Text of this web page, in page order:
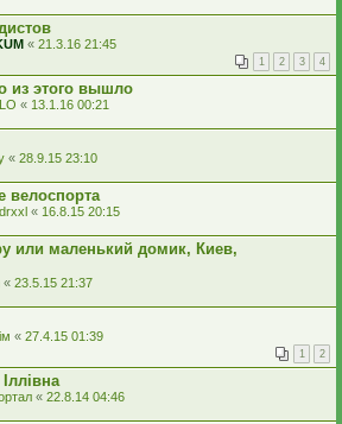
« 21.3.16 21:45
1 2 3 4
из этого вышло
« 13.1.16 00:21
« 28.9.15 23:10
велоспорта
« 16.8.15 20:15
или маленький домик, Киев,
« 23.5.15 21:37
« 27.4.15 01:39
1 2
« 22.8.14 04:46